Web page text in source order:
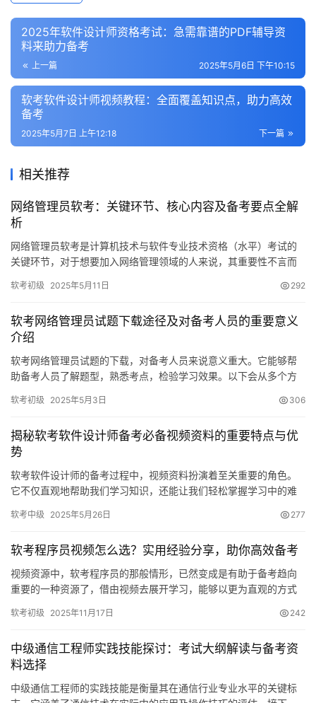
2025年软件设计师资格考试：急需靠谱的PDF辅导资
料来助力备考
上一篇 2025年5月6日 下午10:15
软考软件设计师视频教程：全面覆盖知识点，助力高效
备考
下一篇
2025年5月7日 上午12:18
相关推荐
网络管理员软考：关键环节、核心内容及备考要点全解
析
网络管理员软考是计算机技术与软件专业技术资格（水平）考试的
关键环节，对于想要加入网络管理领域的人来说，其重要性不言而
软考初级 2025年5月11日 292
软考网络管理员试题下载途径及对备考人员的重要意义
介绍
软考网络管理员试题的下载，对备考人员来说意义重大。它能够帮
助备考人员了解题型，熟悉考点，检验学习效果。以下会从多个方
软考初级 2025年5月3日 306
揭秘软考软件设计师备考必备视频资料的重要特点与优
势
软考软件设计师的备考过程中，视频资料扮演着至关重要的角色。
它不仅直观地帮助我们学习知识，还能让我们轻松掌握学习中的难
软考中级 2025年5月26日 277
软考程序员视频怎么选？实用经验分享，助你高效备考
视频资源中，软考程序员的那般情形，已然变成是有助于备考趋向
重要的一种资源了，借由视频去展开学习，能够以更为直观的方式
软考初级 2025年11月17日 242
中级通信工程师实践技能探讨：考试大纲解读与备考资
料选择
中级通信工程师的实践技能是衡量其在通信行业专业水平的关键标